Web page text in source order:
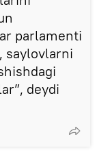
parlamenti
saylovlarni
deydi